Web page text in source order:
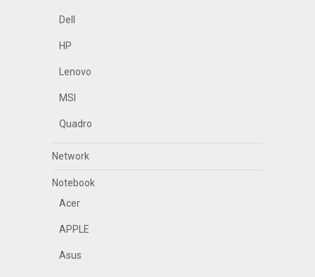
Dell
HP
Lenovo
MSI
Quadro
Network
Notebook
Acer
APPLE
Asus